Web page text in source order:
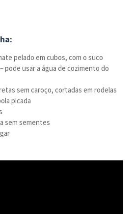
pelado em cubos, com o suco
pode usar a água de cozimento do
sem caroço, cortadas em rodelas
picada
sem sementes